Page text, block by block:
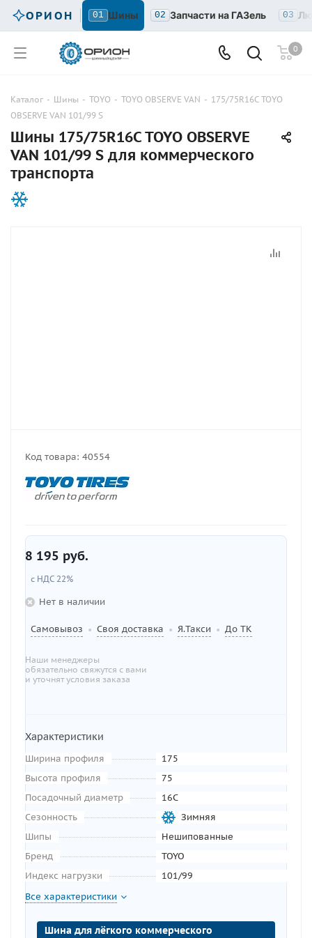
ОРИОН 01 Шины 02 Запчасти на ГАЗель 03
0
Каталог - Шины - TOYO - TOYO OBSERVE VAN - 175/75R16C TOYO
OBSERVE VAN 101/99 S
Шины 175/75R16C TOYO OBSERVE
VAN 101/99 S для коммерческого
транспорта
Код товара: 40554
8 195 руб.
с НДС 22%
Нет в наличии
Самовывоз • Своя доставка • Я.Такси • До ТК
Наши менеджеры
обязательно свяжутся с вами
и уточнят условия заказа
Характеристики
Ширина профиля
175
Высота профиля
75
Посадочный диаметр
16C
Сезонность
Зимняя
Шипы
Нешипованные
Бренд
TOYO
Индекс нагрузки
101/99
Все характеристики
Шина для лёгкого коммерческого